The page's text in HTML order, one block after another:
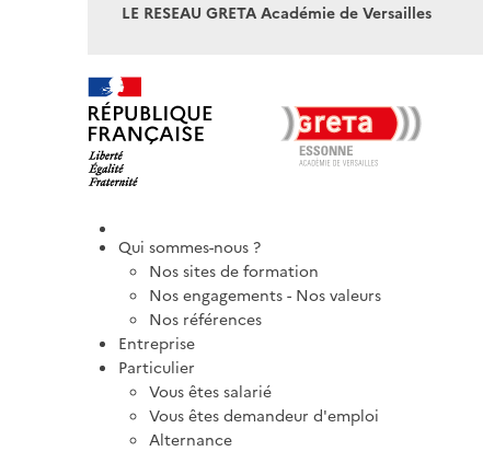
LE RESEAU GRETA Académie de Versailles
Qui sommes-nous ?
Nos sites de formation
Nos engagements - Nos valeurs
Nos références
Entreprise
Particulier
Vous êtes salarié
Vous êtes demandeur d'emploi
Alternance